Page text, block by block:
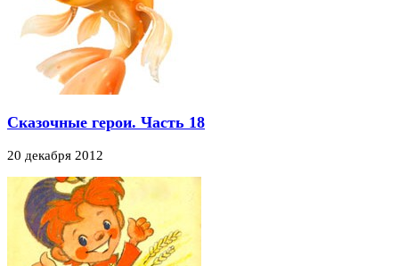
Сказочные герои. Часть 18
20 декабря 2012